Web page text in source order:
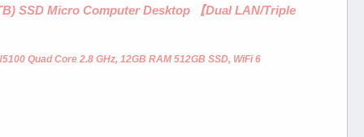
SSD Micro Computer Desktop 【Dual LAN/Triple
Quad Core 2.8 GHz, 12GB RAM 512GB SSD, WiFi 6